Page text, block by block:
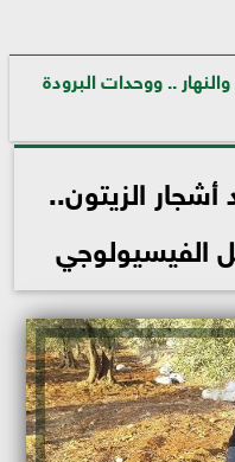
.. ووحدات البرودة
أشجار الزيتون..
الفيسيولوجي